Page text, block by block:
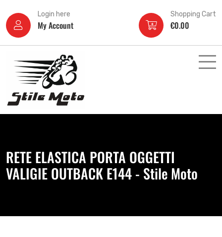
Login here
My Account
Shopping Cart
€0.00
RETE ELASTICA PORTA OGGETTI
VALIGIE OUTBACK E144 - Stile Moto